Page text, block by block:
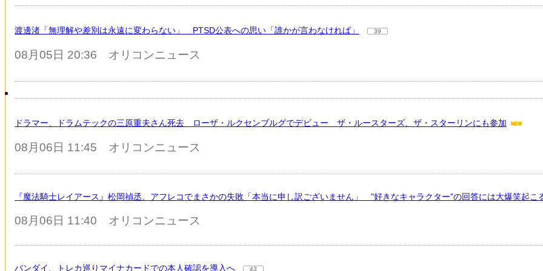
渡邊渚「無理解や差別は永遠に変わらない」 PTSD公表への思い「誰かが言わなければ」 39
08月05日 20:36 オリコンニュース
ドラマー、ドラムテックの三原重夫さん死去 ローザ・ルクセンブルグでデビュー ザ・ルースターズ、ザ・スターリンにも参加
08月06日 11:45 オリコンニュース
『魔法騎士レイアース』松岡禎丞、アフレコでまさかの失敗「本当に申し訳ございません」 "好きなキャラクター”の回答には大爆笑起こ
08月06日 11:40 オリコンニュース
バンダイ、トレカ巡りマイナカードでの本人確認を導入へ 43